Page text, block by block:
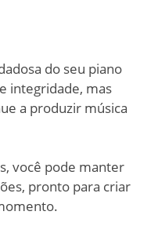
do seu piano
integridade, mas
a produzir música
você pode manter
pronto para criar